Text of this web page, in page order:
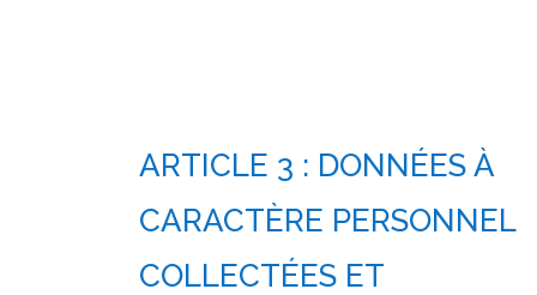
ARTICLE 3 : DONNÉES À
CARACTÈRE PERSONNEL
COLLECTÉES ET